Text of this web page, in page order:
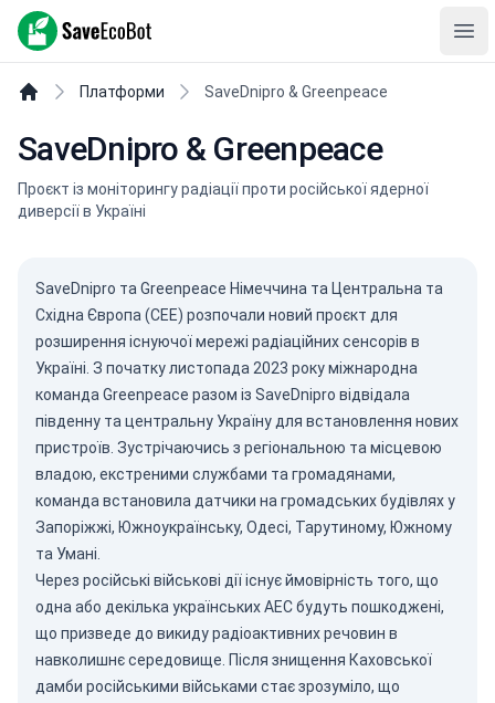
SaveEcoBot
Платформи SaveDnipro & Greenpeace
SaveDnipro & Greenpeace
Проєкт із моніторингу радіації проти російської ядерної
диверсії в Україні
SaveDnipro та Greenpeace Німеччина та Центральна та
Східна Європа (CEE) розпочали новий проєкт для
розширення існуючої мережі радіаційних сенсорів в
Україні. З початку листопада 2023 року міжнародна
команда Greenpeace разом із SaveDnipro відвідала
південну та центральну Україну для встановлення нових
пристроїв. Зустрічаючись з регіональною та місцевою
владою, екстреними службами та громадянами,
команда встановила датчики на громадських будівлях у
Запоріжжі, Южноукраїнську, Одесі, Тарутиному, Южному
та Умані.
Через російські військові дії існує ймовірність того, що
одна або декілька українських АЕС будуть пошкоджені,
що призведе до викиду радіоактивних речовин в
навколишнє середовище. Після знищення Каховської
дамби російськими військами стає зрозуміло, що